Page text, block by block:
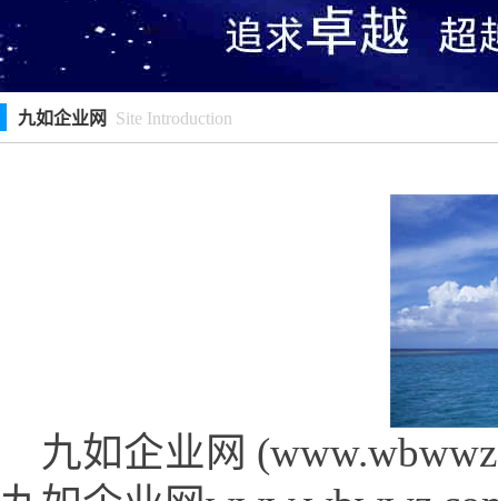
九如企业网 Site Introduction
九如企业网